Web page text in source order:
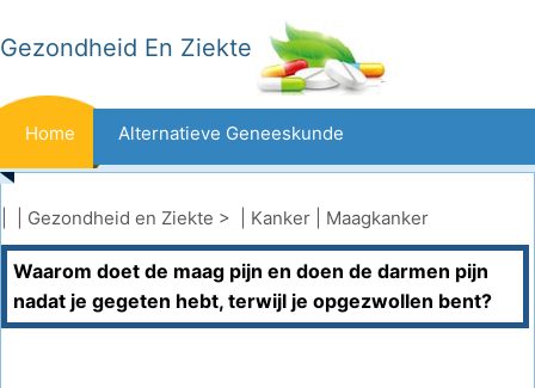
Gezondheid En Ziekte
Home Alternatieve Geneeskunde
Beten En Steken Kanker
Aandoeningen En Behandelingen Mond- En Tandzorg
Gezondheid en Ziekte > | Kanker Maagkanker
Waarom doet de maag pijn en doen de darmen pijn
nadat je gegeten hebt, terwijl je opgezwollen bent?